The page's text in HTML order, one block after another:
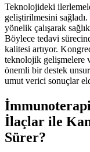
Teknolojideki
geliştirilmesini
yönelik çalışarak
Böylece tedavi
kalitesi artıyor.
teknolojik gelişmelere
önemli bir destek
umut verici sonuçlar
İlaçlar ile
Sürer?